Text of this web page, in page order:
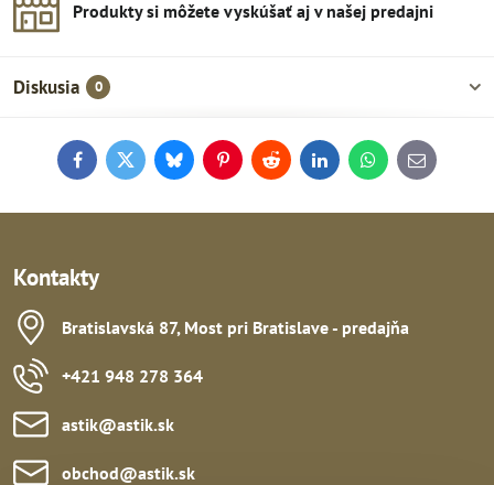
Produkty si môžete vyskúšať aj v našej predajni
Diskusia 0
FacebookTwitterBlueskyPinterestReddit LinkedInWhatsApp
E-
mail
Kontakty
Bratislavská 87, Most pri Bratislave - predajňa
+421 948 278 364
astik​@astik​.sk
obchod​@astik​.sk